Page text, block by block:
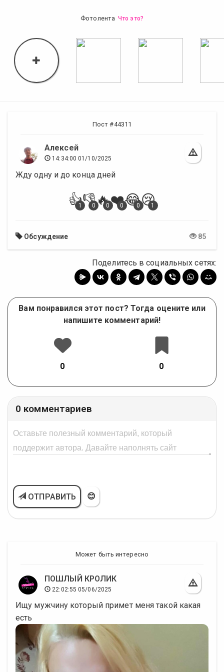
Фотолента Что это?
Пост #44311
Алексей
14:34:00 01/10/2025
Жду одну и до конца дней
👍
1 👎
0🔥
0❤️
0😂
0😢
1
Обсуждение 85
Поделитесь в социальных сетях:
Вам понравился этот пост? Тогда оцените или
напишите комментарий!
0 0
0 комментариев
ОТПРАВИТЬ 😊
Может быть интересно
ПОШЛЫЙ КРОЛИК
22:02:55 05/06/2025
Ищу мужчину который примет меня такой какая
есть